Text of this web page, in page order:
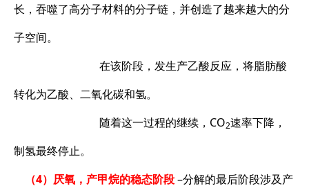
长，吞噬了高分子材料的分子链，并创造了越来越大的分
子空间。
在该阶段，发生产乙酸反应，将脂肪酸
转化为乙酸、二氧化碳和氢。
随着这一过程的继续，CO2速率下降，
制氢最终停止。
（4）厌氧，产甲烷的稳态阶段–分解的最后阶段涉及产